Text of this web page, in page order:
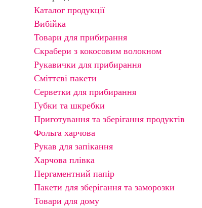
Каталог продукції
Вибійка
Товари для прибирання
Скрабери з кокосовим волокном
Рукавички для прибирання
Сміттєві пакети
Серветки для прибирання
Губки та шкребки
Приготування та зберігання продуктів
Фольга харчова
Рукав для запікання
Харчова плівка
Пергаментний папір
Пакети для зберігання та заморозки
Товари для дому